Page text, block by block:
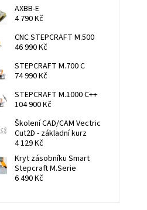
AXBB-E
4 790 Kč
CNC STEPCRAFT M.500
46 990 Kč
STEPCRAFT M.700 C
74 990 Kč
STEPCRAFT M.1000 C++
104 900 Kč
Školení CAD/CAM Vectric
Cut2D - základní kurz
4 129 Kč
Kryt zásobníku Smart
Stepcraft M.Serie
6 490 Kč